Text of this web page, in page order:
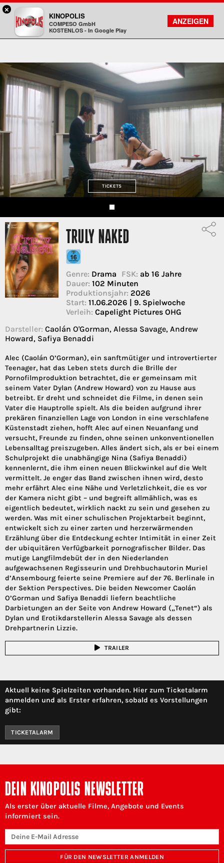
Kinopolis
FILMSUCHE
KONTO
TICKETS
TRULY NAKED
Genre: Drama FSK: ab 16 Jahre
Dauer: 102 Minuten
Produktionsjahr: 2026
Start: 11.06.2026 | 9. Spielwoche
Verleih: Capelight Pictures OHG
Darsteller: Caolán O'Gorman, Alessa Savage, Andrew
Howard, Safiya Benaddi
Alec (Caolán O’Gorman), ein sanftmütiger und introvertierter
Teenager, hat das Leben stets durch die Brille der
Pornofilmproduktion betrachtet, die er gemeinsam mit
seinem Vater Dylan (Andrew Howard) von zu Hause aus
betreibt. Er dreht und schneidet die Filme, in denen sein
Vater die Hauptrolle spielt. Als die beiden aufgrund ihrer
prekären finanziellen Lage von London in eine verschlafene
Küstenstadt ziehen, hofft Alec auf einen Neuanfang und
versucht, Freunde zu finden, ohne seinen unkonventionellen
Lebensalltag preiszugeben. Alles ändert sich, als er bei einem
Schulprojekt die unabhängige Nina (Safiya Benaddi)
kennenlernt, die ihm einen neuen Blickwinkel auf die Welt
vermittelt. Je enger das Band zwischen ihnen wird, desto
mehr erfährt Alec eine Nähe und Verletzlichkeit, die es vor
der Kamera nicht gibt – und begreift allmählich, was es
eigentlich bedeutet, wirklich nackt zu sein und gesehen zu
werden. Was mit einer schulischen Projektarbeit beginnt,
entwickelt sich zu einer zarten und herzerwärmenden
Erzählung über die Entdeckung echter Intimität in einer Zeit
der ubiquitären Verfügbarkeit pornografischer Bilder. Das
mutige Langfilmdebüt der in den Niederlanden
aufgewachsenen Regisseurin und Drehbuchautorin Muriel
d’Ansembourg feierte seine Premiere auf der 76. Berlinale in
der Sektion Perspectives. Die beiden Newcomer Caolán
O’Gorman und Safiya Benaddi liefern beachtliche
Darbietungen an der Seite von Andrew Howard („Tenet“) als
Dylan und Erotikdarstellerin Alessa Savage als dessen
Drehpartnerin Lizzie.
TRAILER
Aktuell keine Spielzeiten vorhanden. Hier zum Ticketalarm
anmelden und als Erster erfahren, sobald es Vorstellungen
gibt:
TICKETALARM
DEIN KINOPOLIS NEWSLETTER
Als erster über aktuelle Filme, Angebote und Events
informiert sein.
FÜR DEN NEWSLETTER ANMELDEN
×
KINOPOLIS
COMPESO GmbH
KOSTENLOS - In Google Play
ANZEIGEN